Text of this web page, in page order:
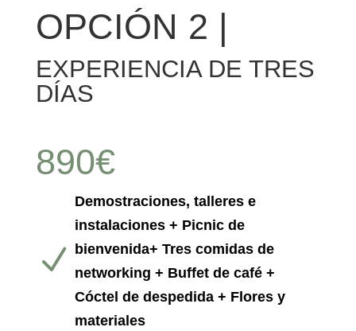
OPCIÓN 2 |
EXPERIENCIA DE TRES
DÍAS
890€
N
Demostraciones, talleres e
instalaciones + Picnic de
bienvenida+ Tres comidas de
networking + Buffet de café +
Cóctel de despedida + Flores y
materiales